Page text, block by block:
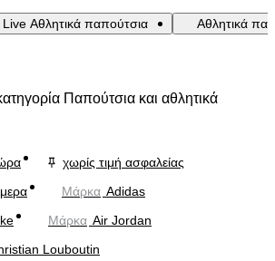
Αθλητικά παπούτσια Αθλητικά
Παπούτσια και αθλητικά
χωρίς τιμή ασφαλείας
Μάρκα Adidas
Μάρκα Air Jordan
Louboutin